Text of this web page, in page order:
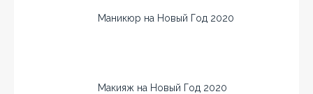
Маникюр на Новый Год 2020
Макияж на Новый Год 2020